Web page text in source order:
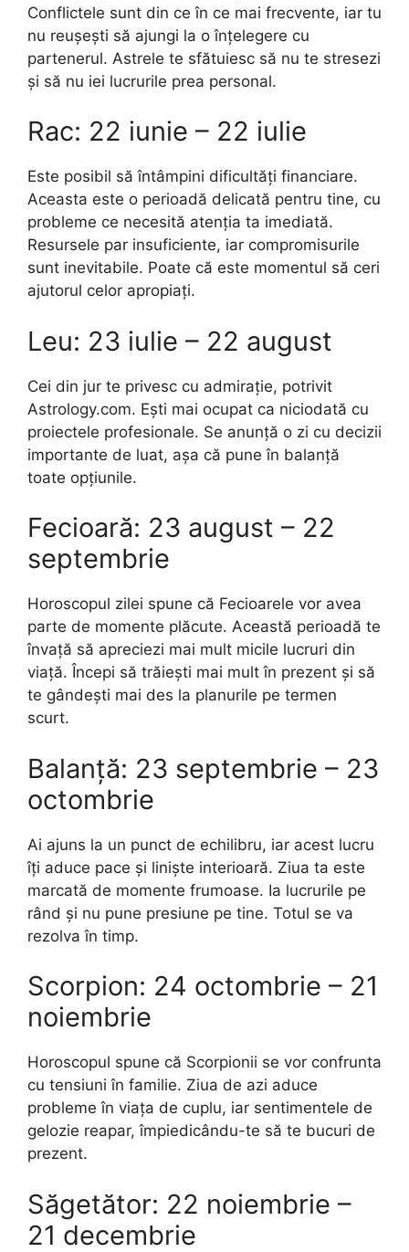
Conflictele sunt din ce în ce mai frecvente, iar tu
nu reușești să ajungi la o înțelegere cu
partenerul. Astrele te sfătuiesc să nu te stresezi
și să nu iei lucrurile prea personal.
Rac: 22 iunie – 22 iulie
Este posibil să întâmpini dificultăți financiare.
Aceasta este o perioadă delicată pentru tine, cu
probleme ce necesită atenția ta imediată.
Resursele par insuficiente, iar compromisurile
sunt inevitabile. Poate că este momentul să ceri
ajutorul celor apropiați.
Leu: 23 iulie – 22 august
Cei din jur te privesc cu admirație, potrivit
Astrology.com. Ești mai ocupat ca niciodată cu
proiectele profesionale. Se anunță o zi cu decizii
importante de luat, așa că pune în balanță
toate opțiunile.
Fecioară: 23 august – 22
septembrie
Horoscopul zilei spune că Fecioarele vor avea
parte de momente plăcute. Această perioadă te
învață să apreciezi mai mult micile lucruri din
viață. Începi să trăiești mai mult în prezent și să
te gândești mai des la planurile pe termen
scurt.
Balanță: 23 septembrie – 23
octombrie
Ai ajuns la un punct de echilibru, iar acest lucru
îți aduce pace și liniște interioară. Ziua ta este
marcată de momente frumoase. Ia lucrurile pe
rând și nu pune presiune pe tine. Totul se va
rezolva în timp.
Scorpion: 24 octombrie – 21
noiembrie
Horoscopul spune că Scorpionii se vor confrunta
cu tensiuni în familie. Ziua de azi aduce
probleme în viața de cuplu, iar sentimentele de
gelozie reapar, împiedicându-te să te bucuri de
prezent.
Săgetător: 22 noiembrie –
21 decembrie